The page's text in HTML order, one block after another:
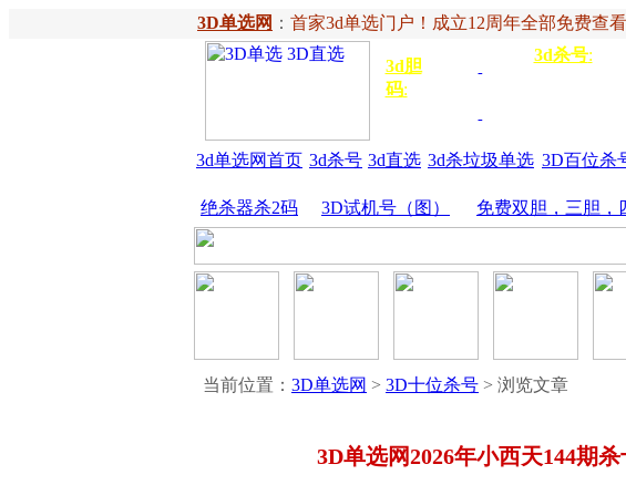
3D单选网 ： 首家3d单选门户！成立12周年全部免费查
3d胆
码:
3d杀号:
3d单选网首页 3d杀号 3d直选 3d杀垃圾单选 3D百位杀
绝杀器杀2码 3D试机号（图） 免费双胆，三胆，
当前位置： 3D单选网 > 3D十位杀号 > 浏览文章
3D单选网2026年小西天144期